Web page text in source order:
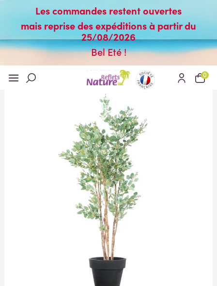
Les commandes restent ouvertes
mais reprise des expéditions à partir du
25/08/2026
Bel Eté !
0